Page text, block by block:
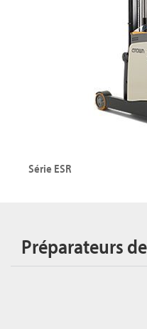
Série ESR
Préparateurs